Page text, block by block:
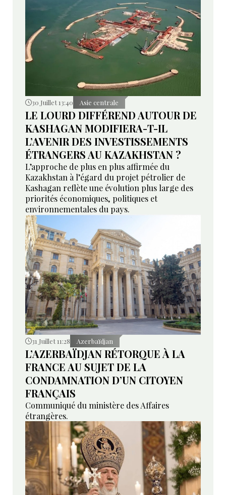
30 Juillet 13:40 Asie centrale
LE LOURD DIFFÉREND AUTOUR DE
KASHAGAN MODIFIERA-T-IL
L’AVENIR DES INVESTISSEMENTS
ÉTRANGERS AU KAZAKHSTAN ?
L’approche de plus en plus affirmée du
Kazakhstan à l’égard du projet pétrolier de
Kashagan reflète une évolution plus large des
priorités économiques, politiques et
environnementales du pays.
31 Juillet 11:28 Azerbaïdjan
L’AZERBAÏDJAN RÉTORQUE À LA
FRANCE AU SUJET DE LA
CONDAMNATION D’UN CITOYEN
FRANÇAIS
Communiqué du ministère des Affaires
étrangères.